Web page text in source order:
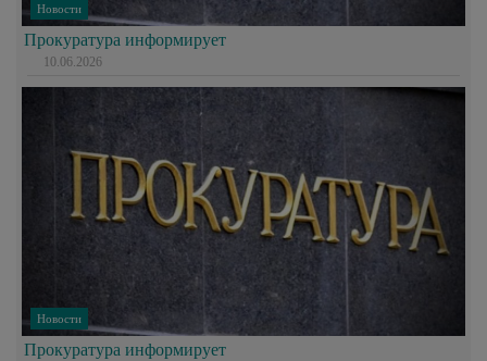
Новости
Прокуратура информирует
10.06.2026
Новости
Прокуратура информирует